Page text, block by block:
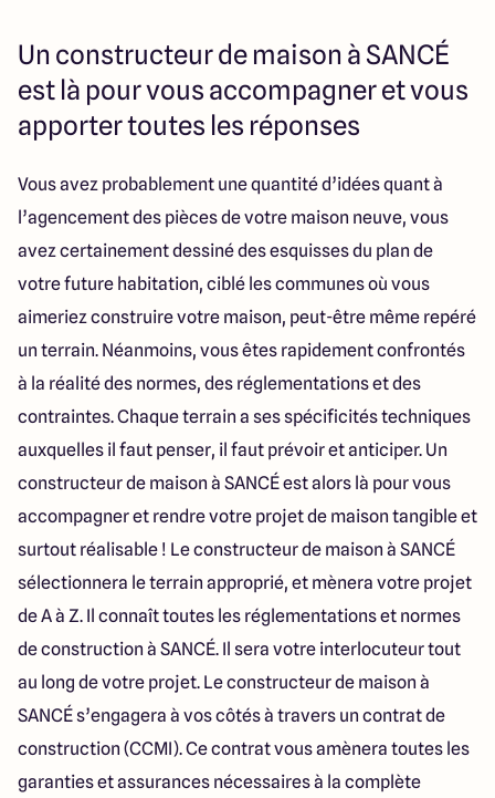
Torame & Anthony "
Un constructeur de maison à SANCÉ
est là pour vous accompagner et vous
apporter toutes les réponses
Vous avez probablement une quantité d’idées quant à
l’agencement des pièces de votre maison neuve, vous
avez certainement dessiné des esquisses du plan de
votre future habitation, ciblé les communes où vous
aimeriez construire votre maison, peut-être même repéré
un terrain. Néanmoins, vous êtes rapidement confrontés
à la réalité des normes, des réglementations et des
contraintes. Chaque terrain a ses spécificités techniques
auxquelles il faut penser, il faut prévoir et anticiper. Un
constructeur de maison à SANCÉ est alors là pour vous
accompagner et rendre votre projet de maison tangible et
surtout réalisable ! Le constructeur de maison à SANCÉ
sélectionnera le terrain approprié, et mènera votre projet
de A à Z. Il connaît toutes les réglementations et normes
de construction à SANCÉ. Il sera votre interlocuteur tout
au long de votre projet. Le constructeur de maison à
SANCÉ s’engagera à vos côtés à travers un contrat de
construction (CCMI). Ce contrat vous amènera toutes les
garanties et assurances nécessaires à la complète